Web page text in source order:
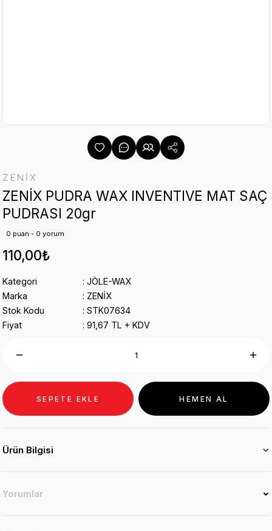
ZENİX
ZENİX PUDRA WAX INVENTIVE MAT SAÇ
PUDRASI 20gr
0 puan - 0 yorum
110,00₺
Kategori
JÖLE-WAX
Marka
ZENİX
Stok Kodu
STK07634
Fiyat
91,67 TL + KDV
SEPETE EKLE HEMEN AL
Ürün Bilgisi
Yorumlar